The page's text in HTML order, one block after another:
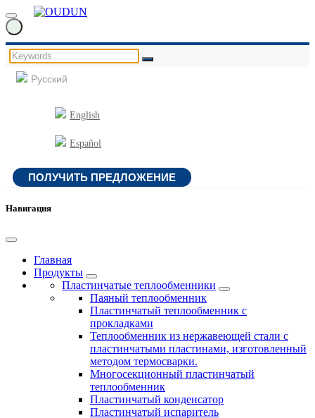
Русский
English
Español
ПОЛУЧИТЬ ПРЕДЛОЖЕНИЕ
Навигация
Главная
Продукты
Пластинчатые теплообменники
Паяный теплообменник
Пластинчатый теплообменник с
прокладками
Теплообменник из нержавеющей стали с
пластинчатыми пластинами, изготовленный
методом термосварки.
Многосекционный пластинчатый
теплообменник
Пластинчатый конденсатор
Пластинчатый испаритель